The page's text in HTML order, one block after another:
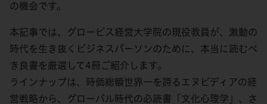
の機会です。
本記事では、グロービス経営大学院の現役教員が、激動の
時代を生き抜くビジネスパーソンのために、本当に読むべ
き良書を厳選して4冊ご紹介します。
ラインナップは、時価総額世界一を誇るエヌビディアの経
営戦略から、グローバル時代の必読書「文化心理学」、さ